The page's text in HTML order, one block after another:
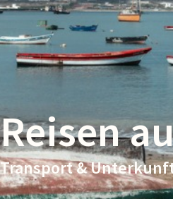
Reisen
Transport &